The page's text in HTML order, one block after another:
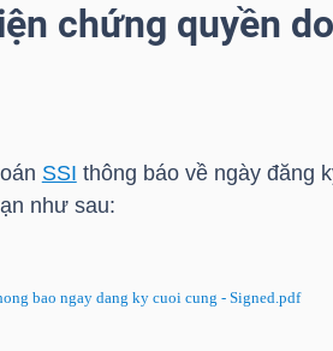
chứng quyền
SSI thông báo về ngày đăng
như sau:
bao ngay dang ky cuoi cung - Signed.pdf